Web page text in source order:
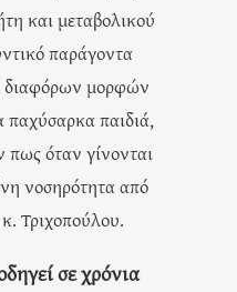
και μεταβολικού
παράγοντα
διαφόρων μορφών
παχύσαρκα παιδιά,
πως όταν γίνονται
νοσηρότητα από
Τριχοπούλου.
σε χρόνια